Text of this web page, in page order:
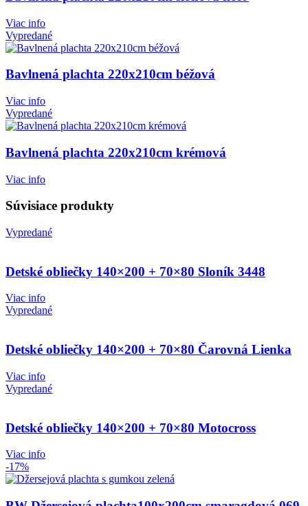
Viac info
Vypredané
Bavlnená plachta 220x210cm béžová
Viac info
Vypredané
Bavlnená plachta 220x210cm krémová
Viac info
Súvisiace produkty
Vypredané
Detské obliečky 140×200 + 70×80 Sloník 3448
Viac info
Vypredané
Detské obliečky 140×200 + 70×80 Čarovná Lienka
Viac info
Vypredané
Detské obliečky 140×200 + 70×80 Motocross
Viac info
-17%